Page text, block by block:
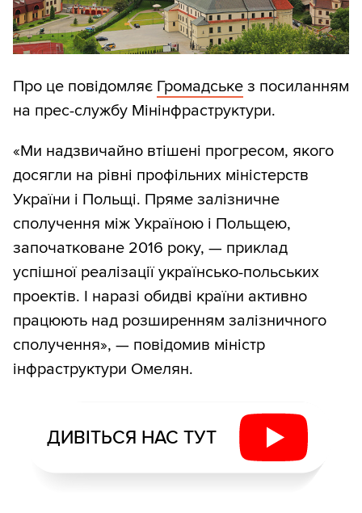
Про це повідомляє Громадське з посиланням
на прес-службу Мінінфраструктури.
«Ми надзвичайно втішені прогресом, якого
досягли на рівні профільних міністерств
України і Польщі. Пряме залізничне
сполучення між Україною і Польщею,
започатковане 2016 року, — приклад
успішної реалізації українсько-польських
проектів. І наразі обидві країни активно
працюють над розширенням залізничного
сполучення», — повідомив міністр
інфраструктури Омелян.
ДИВІТЬСЯ НАС ТУТ